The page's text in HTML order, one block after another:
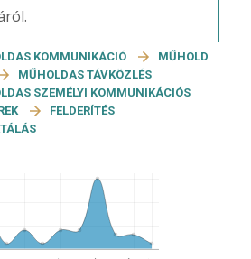
KOMMUNIKÁCIÓ
MŰHOLD
MŰHOLDAS TÁVKÖZLÉS
SZEMÉLYI KOMMUNIKÁCIÓS
FELDERÍTÉS